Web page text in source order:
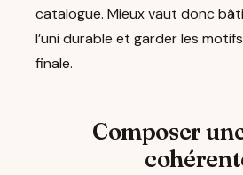
catalogue. Mieux vaut donc
l’uni durable et garder les
finale.
Composer